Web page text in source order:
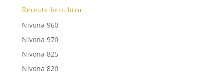
Recente berichten
Nivona 960
Nivona 970
Nivona 825
Nivona 820